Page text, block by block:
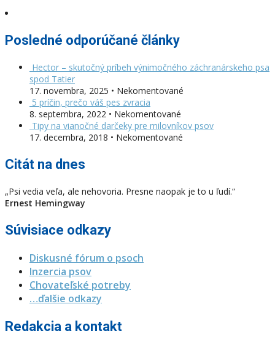
Posledné odporúčané články
Hector – skutočný príbeh výnimočného záchranárskeho psa
spod Tatier
17. novembra, 2025 • Nekomentované
5 príčin, prečo váš pes zvracia
8. septembra, 2022 • Nekomentované
Tipy na vianočné darčeky pre milovníkov psov
17. decembra, 2018 • Nekomentované
Citát na dnes
„Psi vedia veľa, ale nehovoria. Presne naopak je to u ľudí.“
Ernest Hemingway
Súvisiace odkazy
Diskusné fórum o psoch
Inzercia psov
Chovateľské potreby
…ďalšie odkazy
Redakcia a kontakt